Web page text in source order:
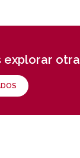
explorar